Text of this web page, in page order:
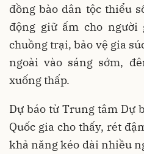
đồng bào dân tộc thiểu
động giữ ấm cho người
chuồng trại, bảo vệ gia
ngoài vào sáng sớm,
xuống thấp.
Dự báo từ Trung tâm Dự
Quốc gia cho thấy, rét
khả năng kéo dài nhiều